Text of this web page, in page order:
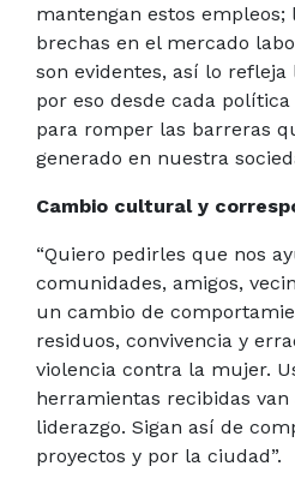
mantengan estos empleos;
brechas en el mercado
son evidentes, así lo refleja
por eso desde cada
para romper las barreras
generado en nuestra
Cambio cultural y
“Quiero pedirles que nos
comunidades, amigos,
un cambio de
residuos, convivencia y
violencia contra la mujer.
herramientas recibidas
liderazgo. Sigan así de
proyectos y por la ciudad”.